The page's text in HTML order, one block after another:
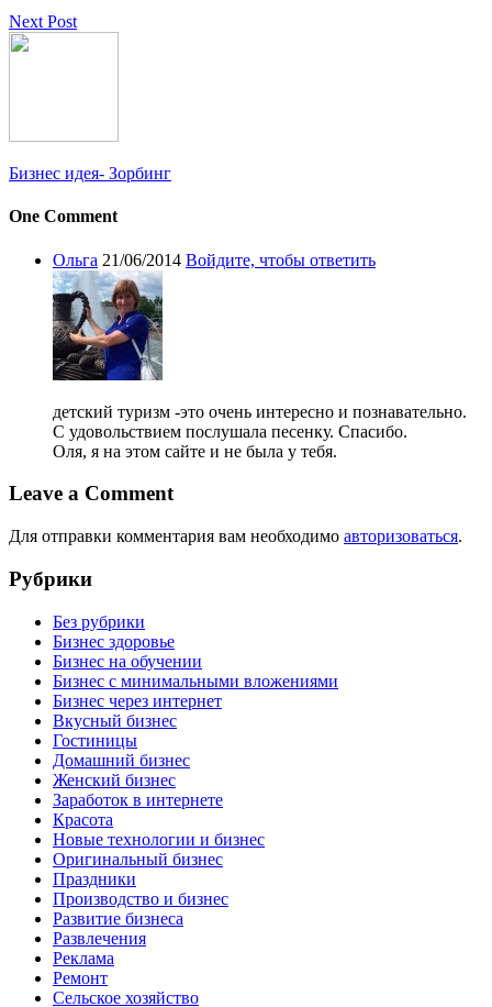
Next Post
Бизнес идея- Зорбинг
One Comment
Ольга 21/06/2014 Войдите, чтобы ответить
детский туризм -это очень интересно и познавательно.
С удовольствием послушала песенку. Спасибо.
Оля, я на этом сайте и не была у тебя.
Leave a Comment
Для отправки комментария вам необходимо авторизоваться.
Рубрики
Без рубрики
Бизнес здоровье
Бизнес на обучении
Бизнес с минимальными вложениями
Бизнес через интернет
Вкусный бизнес
Гостиницы
Домашний бизнес
Женский бизнес
Заработок в интернете
Красота
Новые технологии и бизнес
Оригинальный бизнес
Праздники
Производство и бизнес
Развитие бизнеса
Развлечения
Реклама
Ремонт
Сельское хозяйство